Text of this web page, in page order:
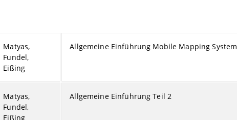
Matyas,
Fundel,
Eißing
Allgemeine Einführung Mobile Mapping System
Matyas,
Fundel,
Eißing
Allgemeine Einführung Teil 2